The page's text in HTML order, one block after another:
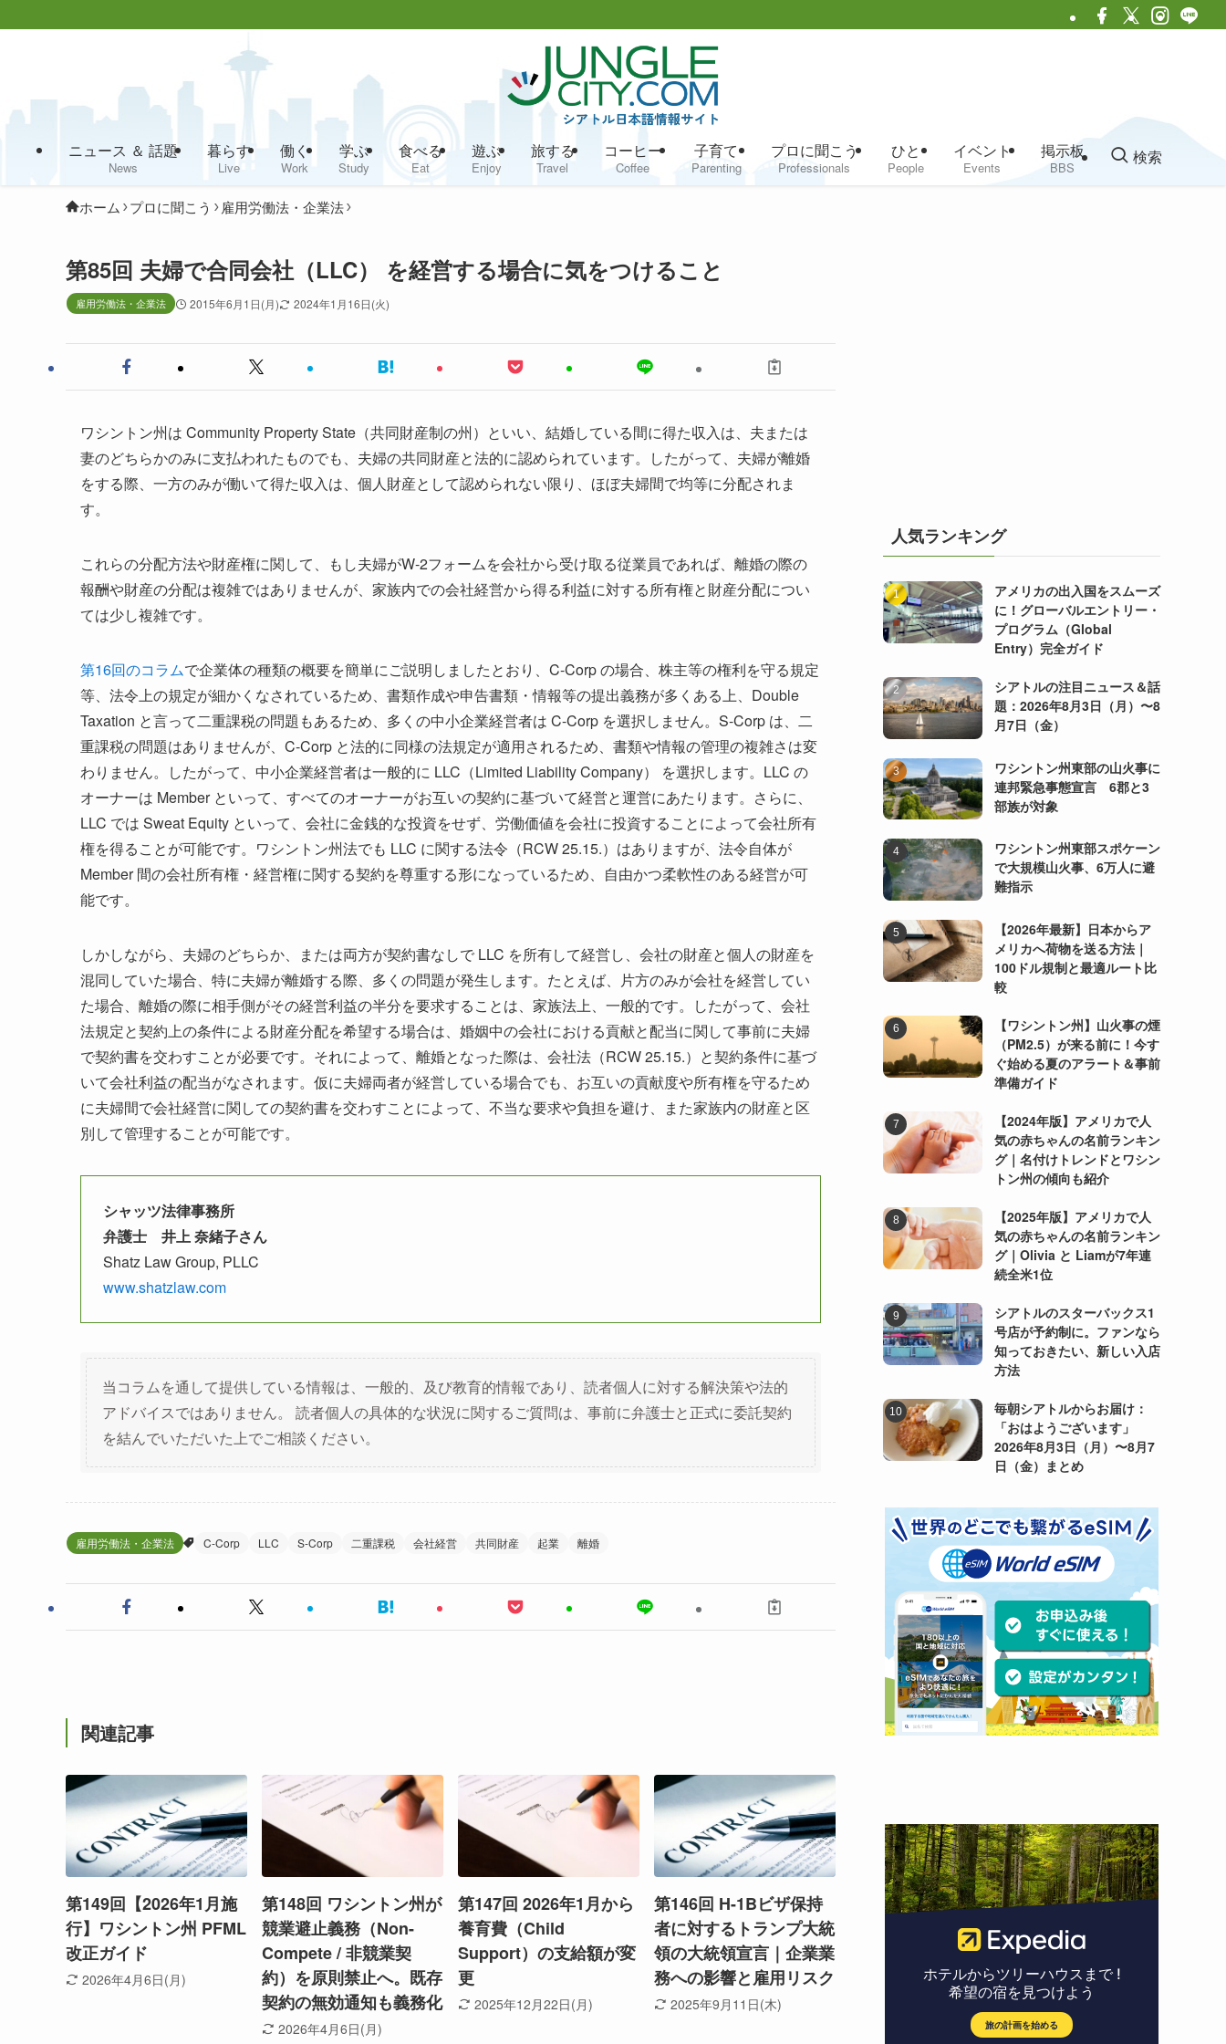
ニュース ＆ 話題
News
暮らす
Live
働く
Work
学ぶ
Study
食べる
Eat
遊ぶ
Enjoy
旅する
Travel
コーヒー
Coffee
子育て
Parenting
プロに聞こう
Professionals
ひと
People
イベント
Events
掲示板
BBS
検索
ホーム プロに聞こう 雇用労働法・企業法
第85回 夫婦で合同会社（LLC） を経営する場合に気をつけること
雇用労働法・企業法 2015年6月1日(月) 2024年1月16日(火)
ワシントン州は Community Property State（共同財産制の州）といい、結婚している間に得た収入は、夫または
妻のどちらかのみに支払われたものでも、夫婦の共同財産と法的に認められています。したがって、夫婦が離婚
をする際、一方のみが働いて得た収入は、個人財産として認められない限り、ほぼ夫婦間で均等に分配されま
す。
これらの分配方法や財産権に関して、もし夫婦がW-2フォームを会社から受け取る従業員であれば、離婚の際の
報酬や財産の分配は複雑ではありませんが、家族内での会社経営から得る利益に対する所有権と財産分配につい
ては少し複雑です。
第16回のコラムで企業体の種類の概要を簡単にご説明しましたとおり、C-Corp の場合、株主等の権利を守る規定
等、法令上の規定が細かくなされているため、書類作成や申告書類・情報等の提出義務が多くある上、Double
Taxation と言って二重課税の問題もあるため、多くの中小企業経営者は C-Corp を選択しません。S-Corp は、二
重課税の問題はありませんが、C-Corp と法的に同様の法規定が適用されるため、書類や情報の管理の複雑さは変
わりません。したがって、中小企業経営者は一般的に LLC（Limited Liability Company） を選択します。LLC の
オーナーは Member といって、すべてのオーナーがお互いの契約に基づいて経営と運営にあたります。さらに、
LLC では Sweat Equity といって、会社に金銭的な投資をせず、労働価値を会社に投資することによって会社所有
権を得ることが可能です。ワシントン州法でも LLC に関する法令（RCW 25.15.）はありますが、法令自体が
Member 間の会社所有権・経営権に関する契約を尊重する形になっているため、自由かつ柔軟性のある経営が可
能です。
しかしながら、夫婦のどちらか、または両方が契約書なしで LLC を所有して経営し、会社の財産と個人の財産を
混同していた場合、特に夫婦が離婚する際、多くの問題が発生します。たとえば、片方のみが会社を経営してい
た場合、離婚の際に相手側がその経営利益の半分を要求することは、家族法上、一般的です。したがって、会社
法規定と契約上の条件による財産分配を希望する場合は、婚姻中の会社における貢献と配当に関して事前に夫婦
で契約書を交わすことが必要です。それによって、離婚となった際は、会社法（RCW 25.15.）と契約条件に基づ
いて会社利益の配当がなされます。仮に夫婦両者が経営している場合でも、お互いの貢献度や所有権を守るため
に夫婦間で会社経営に関しての契約書を交わすことによって、不当な要求や負担を避け、また家族内の財産と区
別して管理することが可能です。
シャッツ法律事務所
弁護士 井上 奈緒子さん
Shatz Law Group, PLLC
www.shatzlaw.com
当コラムを通して提供している情報は、一般的、及び教育的情報であり、読者個人に対する解決策や法的
アドバイスではありません。 読者個人の具体的な状況に関するご質問は、事前に弁護士と正式に委託契約
を結んでいただいた上でご相談ください。
雇用労働法・企業法 C-Corp LLC S-Corp 二重課税 会社経営 共同財産 起業 離婚
関連記事
第149回【2026年1月施
行】ワシントン州 PFML
改正ガイド
2026年4月6日(月)
第148回 ワシントン州が
競業避止義務（Non-
Compete / 非競業契
約）を原則禁止へ。既存
契約の無効通知も義務化
2026年4月6日(月)
第147回 2026年1月から
養育費（Child
Support）の支給額が変
更
2025年12月22日(月)
第146回 H-1Bビザ保持
者に対するトランプ大統
領の大統領宣言｜企業業
務への影響と雇用リスク
2025年9月11日(木)
人気ランキング
アメリカの出入国をスムーズ
に！グローバルエントリー・
プログラム（Global
Entry）完全ガイド
シアトルの注目ニュース＆話
題：2026年8月3日（月）〜8
月7日（金）
ワシントン州東部の山火事に
連邦緊急事態宣言 6郡と3
部族が対象
ワシントン州東部スポケーン
で大規模山火事、6万人に避
難指示
【2026年最新】日本からア
メリカへ荷物を送る方法｜
100ドル規制と最適ルート比
較
【ワシントン州】山火事の煙
（PM2.5）が来る前に！今す
ぐ始める夏のアラート＆事前
準備ガイド
【2024年版】アメリカで人
気の赤ちゃんの名前ランキン
グ｜名付けトレンドとワシン
トン州の傾向も紹介
【2025年版】アメリカで人
気の赤ちゃんの名前ランキン
グ｜Olivia と Liamが7年連
続全米1位
シアトルのスターバックス1
号店が予約制に。ファンなら
知っておきたい、新しい入店
方法
毎朝シアトルからお届け：
「おはようございます」
2026年8月3日（月）〜8月7
日（金）まとめ